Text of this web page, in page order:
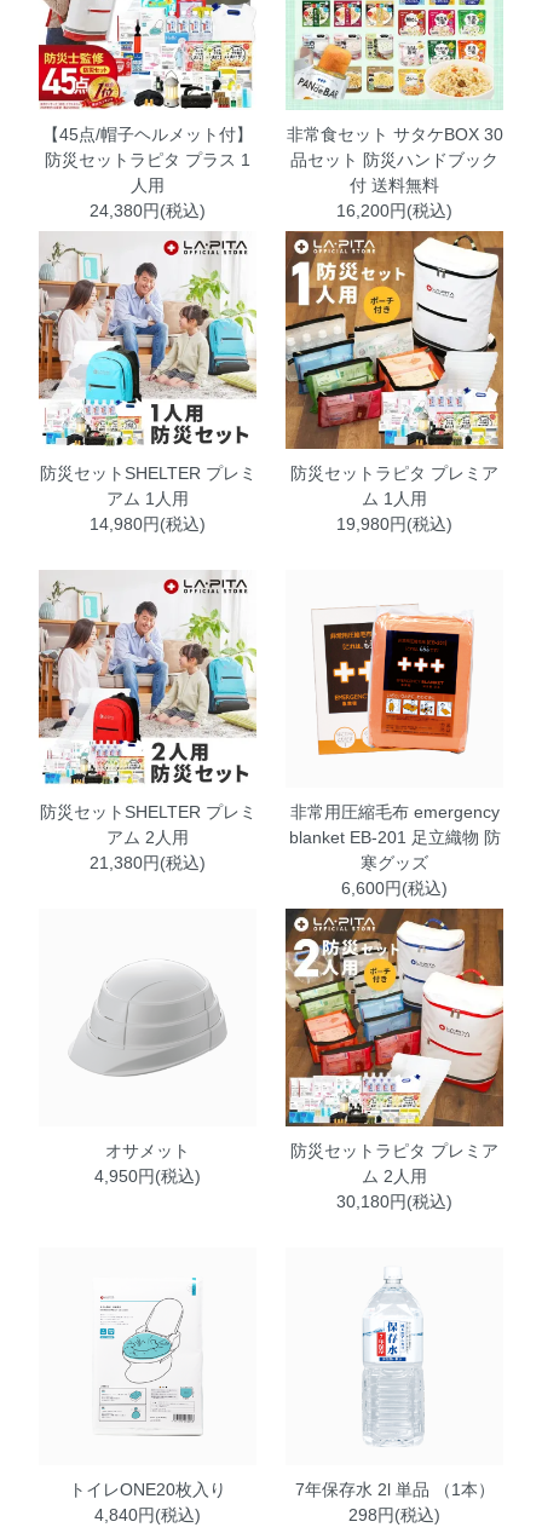
【45点/帽子ヘルメット付】
防災セットラピタ プラス 1
人用
24,380円(税込)
非常食セット サタケBOX 30
品セット 防災ハンドブック
付 送料無料
16,200円(税込)
防災セットSHELTER プレミ
アム 1人用
14,980円(税込)
防災セットラピタ プレミア
ム 1人用
19,980円(税込)
防災セットSHELTER プレミ
アム 2人用
21,380円(税込)
非常用圧縮毛布 emergency
blanket EB-201 足立織物 防
寒グッズ
6,600円(税込)
オサメット
4,950円(税込)
防災セットラピタ プレミア
ム 2人用
30,180円(税込)
トイレONE20枚入り
4,840円(税込)
7年保存水 2l 単品 （1本）
298円(税込)